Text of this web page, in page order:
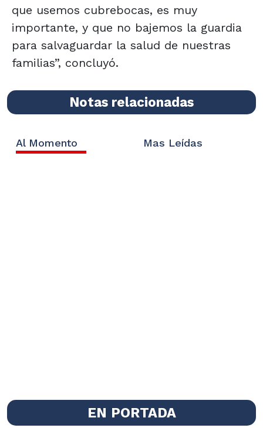
que usemos cubrebocas, es muy
importante, y que no bajemos la guardia
para salvaguardar la salud de nuestras
familias”, concluyó.
Notas relacionadas
Al Momento Mas Leídas
EN PORTADA